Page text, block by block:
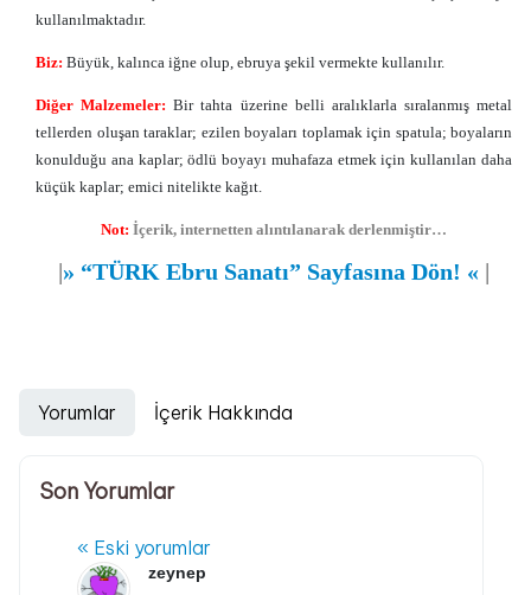
kullanılmaktadır.
Biz: Büyük, kalınca iğne olup, ebruya şekil vermekte kullanılır.
Diğer Malzemeler: Bir tahta üzerine belli aralıklarla sıralanmış metal
tellerden oluşan taraklar; ezilen boyaları toplamak için spatula; boyaların
konulduğu ana kaplar; ödlü boyayı muhafaza etmek için kullanılan daha
küçük kaplar; emici nitelikte kağıt.
Not: İçerik, internetten alıntılanarak derlenmiştir…
|» “TÜRK Ebru Sanatı” Sayfasına Dön! « |
Yorumlar İçerik Hakkında
Son Yorumlar
« Eski yorumlar
zeynep